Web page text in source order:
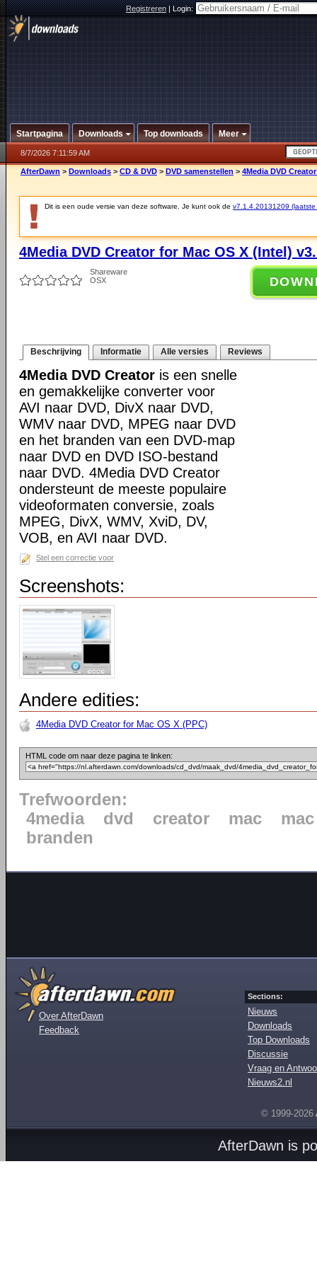
Registreren|Login:
Startpagina Downloads Top downloads Meer
8/7/2026 7:11:59 AM
AfterDawn > Downloads > CD & DVD > DVD samenstellen > 4Media DVD
Dit is een oude versie van deze software. Je kunt ook de v7.1.4.20131209 (laatste
4Media DVD Creator for Mac OS X (Intel)
Shareware
OSX
Beschrijving Informatie Alle versies Reviews
4Media DVD Creator is een snelle
en gemakkelijke converter voor
AVI naar DVD, DivX naar DVD,
WMV naar DVD, MPEG naar DVD
en het branden van een DVD-map
naar DVD en DVD ISO-bestand
naar DVD. 4Media DVD Creator
ondersteunt de meeste populaire
videoformaten conversie, zoals
MPEG, DivX, WMV, XviD, DV,
VOB, en AVI naar DVD.
Stel een correctie voor
Screenshots:
Andere edities:
4Media DVD Creator for Mac OS X (PPC)
HTML code om naar deze pagina te linken:
Trefwoorden:
4media
dvd creator mac
branden
Over AfterDawn
Feedback
Sections:
Nieuws
Downloads
Top Downloads
Discussie
Vraag en
Nieuws2.nl
© 1999-2026
AfterDawn is